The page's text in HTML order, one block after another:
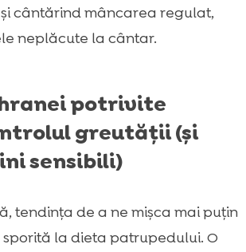
cântărind mâncarea regulat,
neplăcute la cântar.
potrivite
greutății (și
sensibili)
tendința de a ne mișca mai puțin
la dieta patrupedului. O